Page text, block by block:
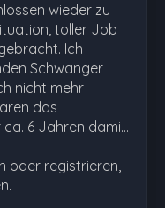
wieder zu
toller Job
Ich
Schwanger
nicht mehr
das
6 Jahren dami…
oder registrieren,